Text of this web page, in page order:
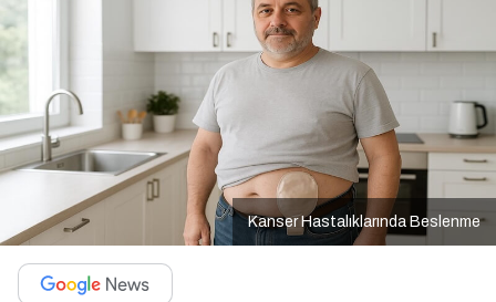
Kanser Hastalıklarında Beslenme